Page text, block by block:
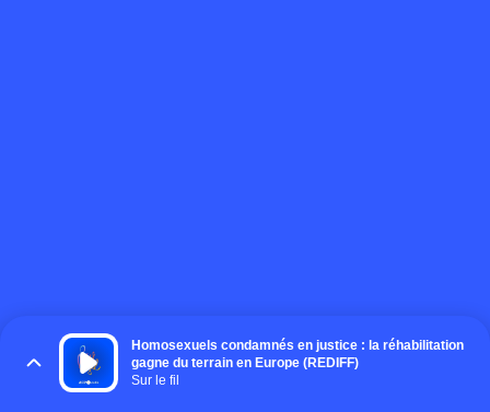
Homosexuels condamnés en justice : la réhabilitation
gagne du terrain en Europe (REDIFF)
Sur le fil